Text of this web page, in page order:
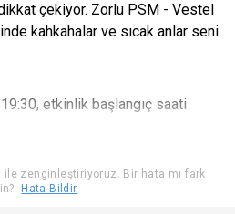
çekiyor. Zorlu PSM - Vestel
kahkahalar ve sıcak anlar seni
etkinlik başlangıç saati
için uygundur. 18 yaş altı
ile zenginleştiriyoruz. Bir hata mı fark
Hata Bildir